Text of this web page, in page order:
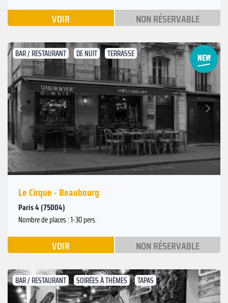
VOIR NON RÉSERVABLE
BAR / RESTAURANT DE NUIT TERRASSE
Précédent
Suivant
Le Cirque - Beaubourg
Paris 4 (75004)
Nombre de places : 1-30 pers.
VOIR NON RÉSERVABLE
BAR / RESTAURANT SOIRÉES À THÈMES TAPAS